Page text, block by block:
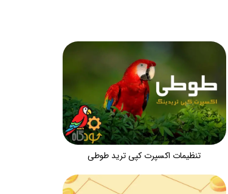
تنظیمات اکسپرت کپی ترید طوطی